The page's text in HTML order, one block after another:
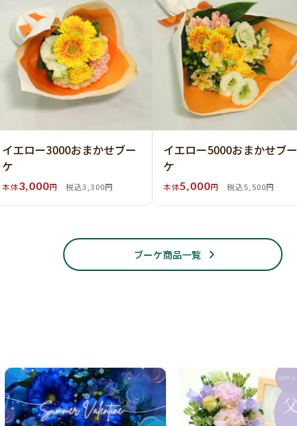
イエロー3000おまかせブー
ケ
本体3,000円 税込3,300円
イエロー5000おまかせブー
ケ
本体5,000円 税込5,500円
ブーケ商品一覧